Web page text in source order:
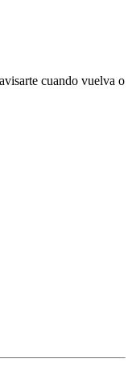
cuando vuelva o